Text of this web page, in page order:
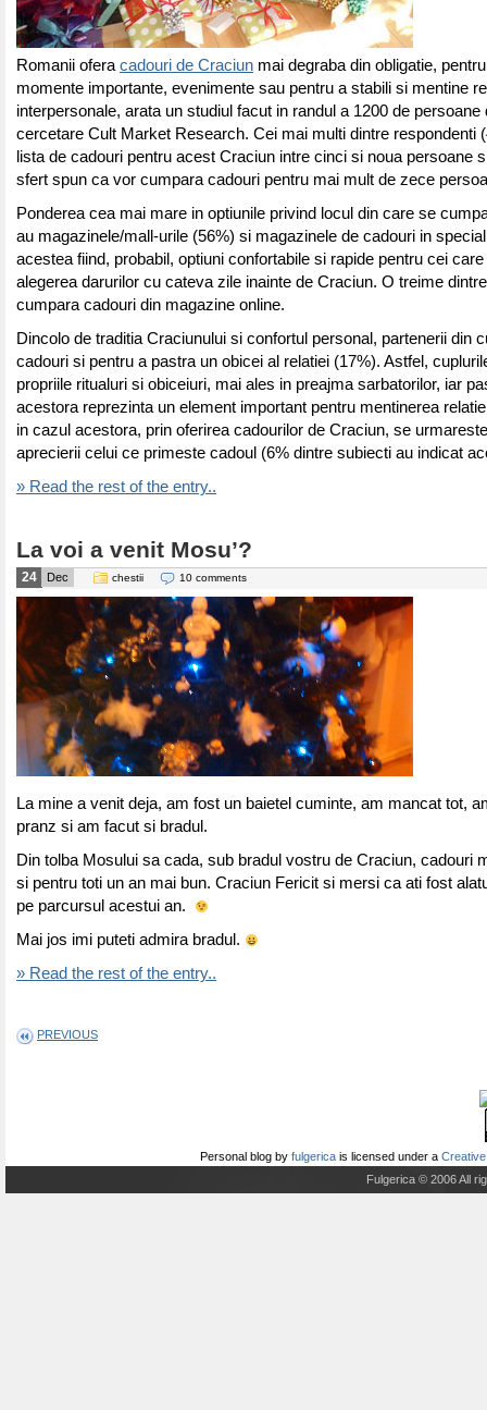
Romanii ofera cadouri de Craciun mai degraba din obligatie,
momente importante, evenimente sau pentru a stabili si mentine
interpersonale, arata un studiul facut in randul a 1200 de persoane
cercetare Cult Market Research. Cei mai multi dintre respondenti
lista de cadouri pentru acest Craciun intre cinci si noua persoane
sfert spun ca vor cumpara cadouri pentru mai mult de zece
Ponderea cea mai mare in optiunile privind locul din care se
au magazinele/mall-urile (56%) si magazinele de cadouri in
acestea fiind, probabil, optiuni confortabile si rapide pentru cei
alegerea darurilor cu cateva zile inainte de Craciun. O treime
cumpara cadouri din magazine online.
Dincolo de traditia Craciunului si confortul personal, partenerii din
cadouri si pentru a pastra un obicei al relatiei (17%). Astfel,
propriile ritualuri si obiceiuri, mai ales in preajma sarbatorilor, iar
acestora reprezinta un element important pentru mentinerea
in cazul acestora, prin oferirea cadourilor de Craciun, se
aprecierii celui ce primeste cadoul (6% dintre subiecti au indicat
» Read the rest of the entry..
La voi a venit Mosu’?
24 Dec chestii 10 comments
La mine a venit deja, am fost un baietel cuminte, am mancat tot,
pranz si am facut si bradul.
Din tolba Mosului sa cada, sub bradul vostru de Craciun, cadouri
si pentru toti un an mai bun. Craciun Fericit si mersi ca ati fost
pe parcursul acestui an.
Mai jos imi puteti admira bradul.
» Read the rest of the entry..
PREVIOUS
Personal blog by fulgerica is licensed under a
Fulgerica © 2006 All